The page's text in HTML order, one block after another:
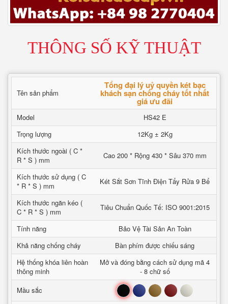
THÔNG SỐ KỸ THUẬT
Tên sản phẩm
Tổng đại lý uỷ quyền két bạc
khách sạn chống cháy tốt nhất
giá ưu đãi
Model
HS42 E
Trọng lượng
12Kg ± 2Kg
Kích thước ngoài ( C *
R * S ) mm
Cao 200 * Rộng 430 * Sâu 370 mm
Kích thước sử dụng ( C
* R * S ) mm
Két Sắt Sơn Tĩnh Điện Tẩy Rửa 9 Bể
Kích thước ngăn kéo (
C * R * S ) mm
Tiêu Chuẩn Quốc Tế: ISO 9001:2015
Tính năng
Bảo Vệ Tài Sản An Toàn
Khả năng chống cháy
Bàn phím được chiếu sáng
Hệ thống khóa liên hoàn
thông minh
Mở và đóng bằng cách sử dụng mã 4
- 8 chữ số
Mầu sắc
Đen Xanh Nâu Đỏ Trắng